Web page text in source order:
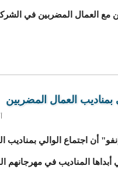
مع العمال المضربين في
بمناديب العمال المضربين
أن اجتماع الوالي بمناديب
أبداها المناديب في